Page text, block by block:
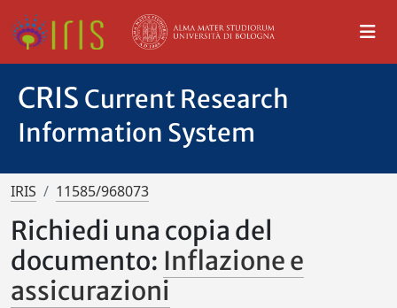
CRIS Current Research
Information System
IRIS 11585/968073
Richiedi una copia del
documento: Inflazione e
assicurazioni